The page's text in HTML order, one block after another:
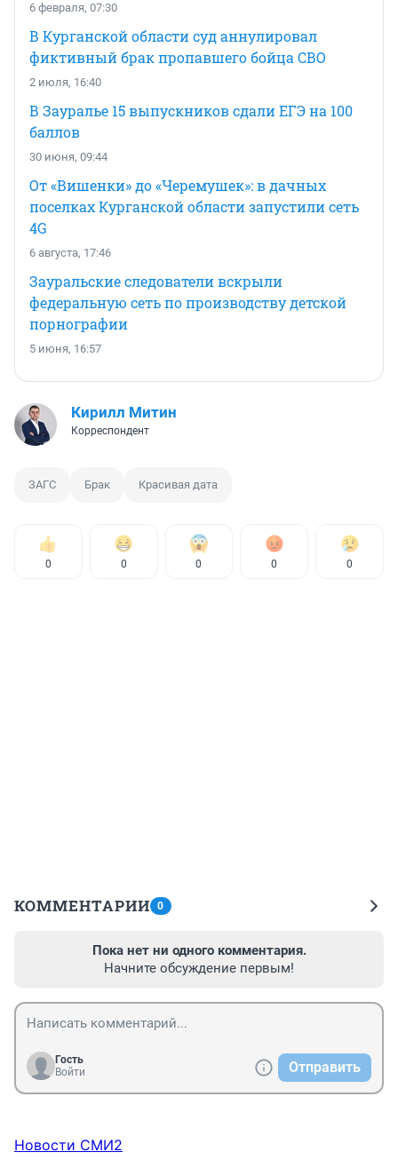
6 февраля, 07:30
В Курганской области суд аннулировал
фиктивный брак пропавшего бойца СВО
2 июля, 16:40
В Зауралье 15 выпускников сдали ЕГЭ на 100
баллов
30 июня, 09:44
От «Вишенки» до «Черемушек»: в дачных
поселках Курганской области запустили сеть
4G
6 августа, 17:46
Зауральские следователи вскрыли
федеральную сеть по производству детской
порнографии
5 июня, 16:57
Кирилл Митин
Корреспондент
ЗАГС Брак Красивая дата
0 0 0 0 0
КОММЕНТАРИИ 0
Пока нет ни одного комментария.
Начните обсуждение первым!
Гость
Войти
Отправить
Новости СМИ2